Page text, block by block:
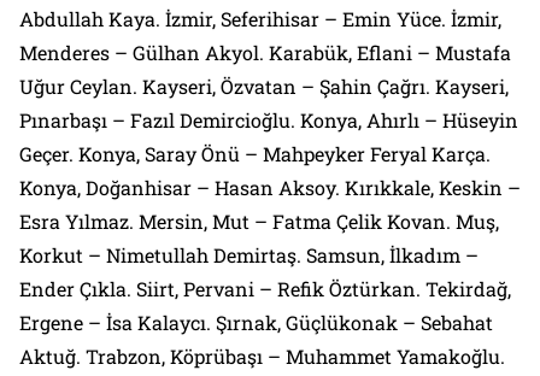
Abdullah Kaya. İzmir, Seferihisar – Emin Yüce. İzmir,
Menderes – Gülhan Akyol. Karabük, Eflani – Mustafa
Uğur Ceylan. Kayseri, Özvatan – Şahin Çağrı. Kayseri,
Pınarbaşı – Fazıl Demircioğlu. Konya, Ahırlı – Hüseyin
Geçer. Konya, Saray Önü – Mahpeyker Feryal Karça.
Konya, Doğanhisar – Hasan Aksoy. Kırıkkale, Keskin –
Esra Yılmaz. Mersin, Mut – Fatma Çelik Kovan. Muş,
Korkut – Nimetullah Demirtaş. Samsun, İlkadım –
Ender Çıkla. Siirt, Pervani – Refik Öztürkan. Tekirdağ,
Ergene – İsa Kalaycı. Şırnak, Güçlükonak – Sebahat
Aktuğ. Trabzon, Köprübaşı – Muhammet Yamakoğlu.